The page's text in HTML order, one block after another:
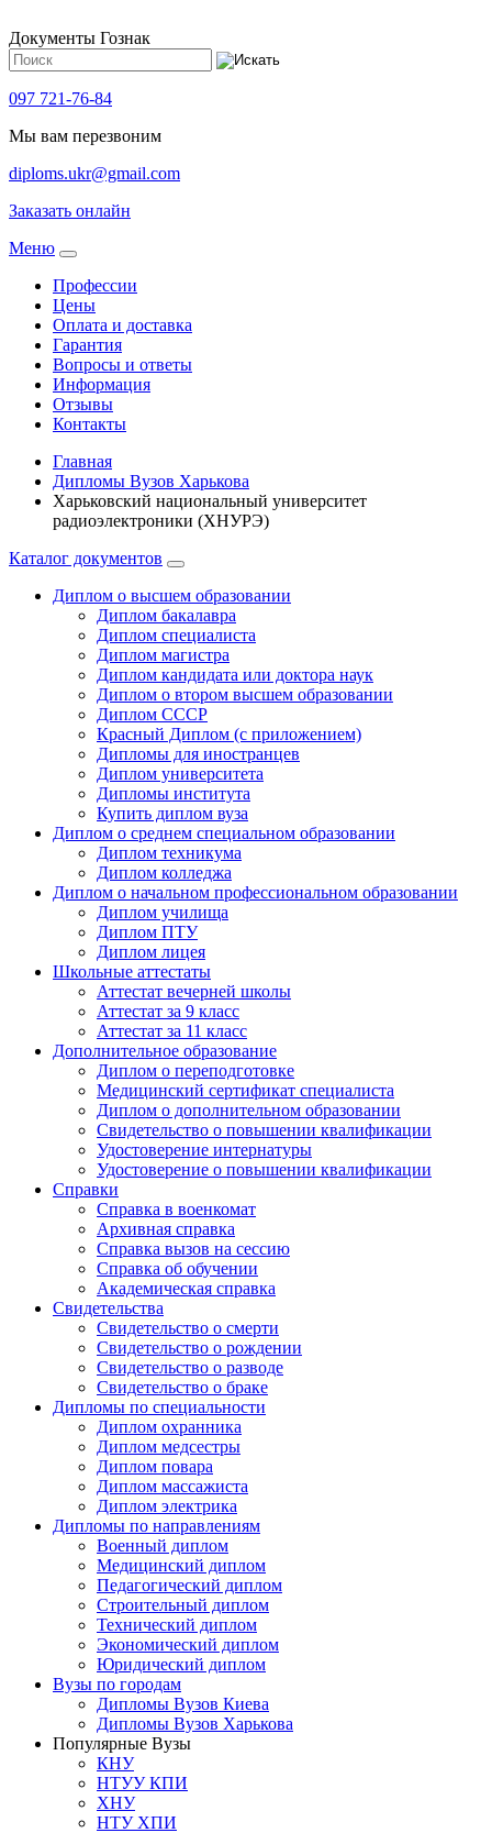
Документы Гознак
097 721-76-84
Мы вам перезвоним
diploms.ukr@gmail.com
Заказать онлайн
Meню
Профессии
Цены
Оплата и доставка
Гарантия
Вопросы и ответы
Информация
Отзывы
Контакты
Главная
Дипломы Вузов Харькова
Харьковский национальный университет
радиоэлектроники (ХНУРЭ)
Каталог документов
Диплом о высшем образовании
Диплом бакалавра
Диплом специалиста
Диплом магистра
Диплом кандидата или доктора наук
Диплом о втором высшем образовании
Диплом СССР
Красный Диплом (с приложением)
Дипломы для иностранцев
Диплом университета
Дипломы института
Купить диплом вуза
Диплом о среднем специальном образовании
Диплом техникума
Диплом колледжа
Диплом о начальном профессиональном oбразовании
Диплом училища
Диплом ПТУ
Диплом лицея
Школьные аттестаты
Аттестат вечерней школы
Аттестат за 9 класс
Аттестат за 11 класс
Дополнительное образование
Диплом о переподготовке
Медицинский сертификат специалиста
Диплом о дополнительном образовании
Свидетельство о повышении квалификации
Удостоверение интернатуры
Удостоверение о повышении квалификации
Справки
Справка в военкомат
Архивная справка
Справка вызов на сессию
Справка об обучении
Академическая справка
Свидетельства
Свидетельство о смерти
Свидетельство о рождении
Свидетельство о разводе
Свидетельство о браке
Дипломы по специальности
Диплом охранника
Диплом медсестры
Диплом повара
Диплом массажиста
Диплом электрика
Дипломы по направлениям
Военный диплом
Медицинский диплом
Педагогический диплом
Строительный диплом
Технический диплом
Экономический диплом
Юридический диплом
Вузы по городам
Дипломы Вузов Киева
Дипломы Вузов Харькова
Популярные Вузы
КНУ
НТУУ КПИ
ХНУ
НТУ ХПИ